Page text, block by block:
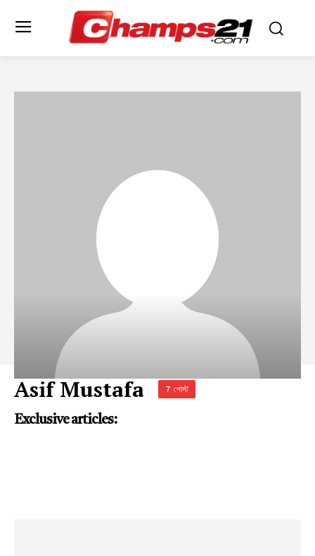
Asif Mustafa 7 পোস্ট
Exclusive articles: